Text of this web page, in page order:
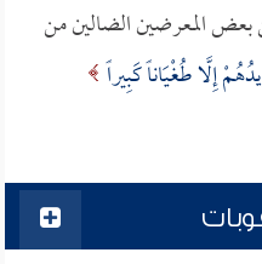
عن بعض المعرضين الضالين من
إِلَّا طُغْيَاناً كَبِيراً